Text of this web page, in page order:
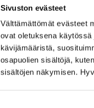
Sivuston evästeet
Välttämättömät evästeet
ovat oletuksena
kävijämääristä,
osapuolien sisältöjä,
sisältöjen näkymisen.
Nuorisotutkimus
31.5. Opiskelijoiden